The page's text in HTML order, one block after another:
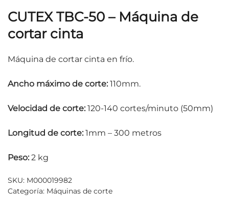
CUTEX TBC-50 – Máquina de
cortar cinta
Máquina de cortar cinta en frío.
Ancho máximo de corte: 110mm.
Velocidad de corte: 120-140 cortes/minuto (50mm)
Longitud de corte: 1mm – 300 metros
Peso: 2 kg
SKU: M000019982
Categoría: Máquinas de corte